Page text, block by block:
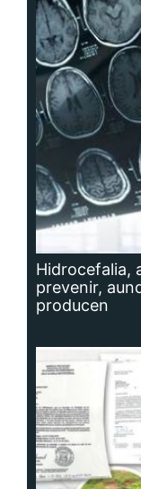
Hidrocefalia,
prevenir,
producen